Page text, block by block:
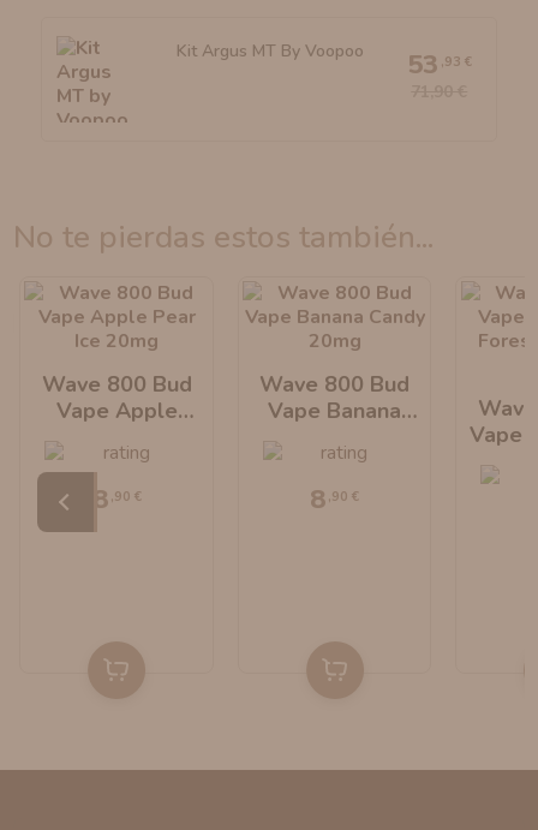
Kit Argus MT By Voopoo
53 ,93 €
no te pierdas estos también...
Wave 800 Bud
Vape Apple
8 ,90 €
Wave 800 Bud
Vape Banana
8 ,90 €
Vape